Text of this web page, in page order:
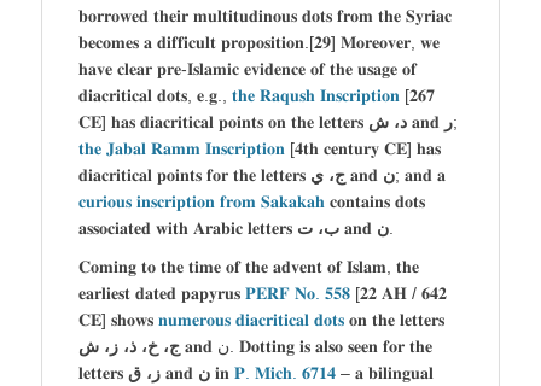
𝐛𝐨𝐫𝐫𝐨𝐰𝐞𝐝 𝐭𝐡𝐞𝐢𝐫 𝐦𝐮𝐥𝐭𝐢𝐭𝐮𝐝𝐢𝐧𝐨𝐮𝐬 𝐝𝐨𝐭𝐬 𝐟𝐫𝐨𝐦 𝐭𝐡𝐞 𝐒𝐲𝐫𝐢𝐚𝐜
𝐛𝐞𝐜𝐨𝐦𝐞𝐬 𝐚 𝐝𝐢𝐟𝐟𝐢𝐜𝐮𝐥𝐭 𝐩𝐫𝐨𝐩𝐨𝐬𝐢𝐭𝐢𝐨𝐧.[𝟐𝟗] 𝐌𝐨𝐫𝐞𝐨𝐯𝐞𝐫, 𝐰𝐞
𝐡𝐚𝐯𝐞 𝐜𝐥𝐞𝐚𝐫 𝐩𝐫𝐞-𝐈𝐬𝐥𝐚𝐦𝐢𝐜 𝐞𝐯𝐢𝐝𝐞𝐧𝐜𝐞 𝐨𝐟 𝐭𝐡𝐞 𝐮𝐬𝐚𝐠𝐞 𝐨𝐟
𝐝𝐢𝐚𝐜𝐫𝐢𝐭𝐢𝐜𝐚𝐥 𝐝𝐨𝐭𝐬, 𝐞.𝐠., 𝐭𝐡𝐞 𝐑𝐚𝐪𝐮𝐬𝐡 𝐈𝐧𝐬𝐜𝐫𝐢𝐩𝐭𝐢𝐨𝐧 [𝟐𝟔𝟕
𝐂𝐄] 𝐡𝐚𝐬 𝐝𝐢𝐚𝐜𝐫𝐢𝐭𝐢𝐜𝐚𝐥 𝐩𝐨𝐢𝐧𝐭𝐬 𝐨𝐧 𝐭𝐡𝐞 𝐥𝐞𝐭𝐭𝐞𝐫𝐬 د، ش 𝐚𝐧𝐝 ر;
𝐭𝐡𝐞 𝐉𝐚𝐛𝐚𝐥 𝐑𝐚𝐦𝐦 𝐈𝐧𝐬𝐜𝐫𝐢𝐩𝐭𝐢𝐨𝐧 [𝟒𝐭𝐡 𝐜𝐞𝐧𝐭𝐮𝐫𝐲 𝐂𝐄] 𝐡𝐚𝐬
𝐝𝐢𝐚𝐜𝐫𝐢𝐭𝐢𝐜𝐚𝐥 𝐩𝐨𝐢𝐧𝐭𝐬 𝐟𝐨𝐫 𝐭𝐡𝐞 𝐥𝐞𝐭𝐭𝐞𝐫𝐬 ج، ي 𝐚𝐧𝐝 ن; 𝐚𝐧𝐝 𝐚
𝐜𝐮𝐫𝐢𝐨𝐮𝐬 𝐢𝐧𝐬𝐜𝐫𝐢𝐩𝐭𝐢𝐨𝐧 𝐟𝐫𝐨𝐦 𝐒𝐚𝐤𝐚𝐤𝐚𝐡 𝐜𝐨𝐧𝐭𝐚𝐢𝐧𝐬 𝐝𝐨𝐭𝐬
𝐚𝐬𝐬𝐨𝐜𝐢𝐚𝐭𝐞𝐝 𝐰𝐢𝐭𝐡 𝐀𝐫𝐚𝐛𝐢𝐜 𝐥𝐞𝐭𝐭𝐞𝐫𝐬 ب، ت 𝐚𝐧𝐝 ن
𝐂𝐨𝐦𝐢𝐧𝐠 𝐭𝐨 𝐭𝐡𝐞 𝐭𝐢𝐦𝐞 𝐨𝐟 𝐭𝐡𝐞 𝐚𝐝𝐯𝐞𝐧𝐭 𝐨𝐟 𝐈𝐬𝐥𝐚𝐦, 𝐭𝐡𝐞
𝐞𝐚𝐫𝐥𝐢𝐞𝐬𝐭 𝐝𝐚𝐭𝐞𝐝 𝐩𝐚𝐩𝐲𝐫𝐮𝐬 𝐏𝐄𝐑𝐅 𝐍𝐨. 𝟓𝟓𝟖 [𝟐𝟐 𝐀𝐇 / 𝟔𝟒𝟐
𝐂𝐄] 𝐬𝐡𝐨𝐰𝐬 𝐧𝐮𝐦𝐞𝐫𝐨𝐮𝐬 𝐝𝐢𝐚𝐜𝐫𝐢𝐭𝐢𝐜𝐚𝐥 𝐝𝐨𝐭𝐬 𝐨𝐧 𝐭𝐡𝐞 𝐥𝐞𝐭𝐭𝐞𝐫𝐬
ج، خ، ذ، ز، ش 𝐚𝐧𝐝 ن. 𝐃𝐨𝐭𝐭𝐢𝐧𝐠 𝐢𝐬 𝐚𝐥𝐬𝐨 𝐬𝐞𝐞𝐧 𝐟𝐨𝐫 𝐭𝐡𝐞
𝐥𝐞𝐭𝐭𝐞𝐫𝐬 ز، ق 𝐚𝐧𝐝 ن 𝐢𝐧 𝐏. 𝐌𝐢𝐜𝐡. 𝟔𝟕𝟏𝟒 – 𝐚 𝐛𝐢𝐥𝐢𝐧𝐠𝐮𝐚𝐥